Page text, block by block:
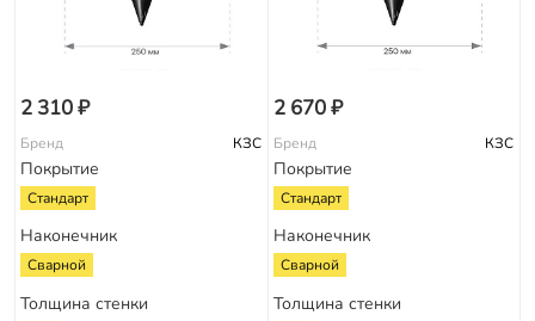
2 310 ₽
Бренд КЗС
Покрытие
Стандарт
Наконечник
Сварной
Толщина стенки
2 670 ₽
Бренд КЗС
Покрытие
Стандарт
Наконечник
Сварной
Толщина стенки